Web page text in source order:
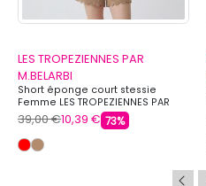
LES TROPEZIENNES PAR
M.BELARBI
Short éponge court stessie
Femme LES TROPEZIENNES PAR
M.BELARBI
39,00 €10,39 € 73%